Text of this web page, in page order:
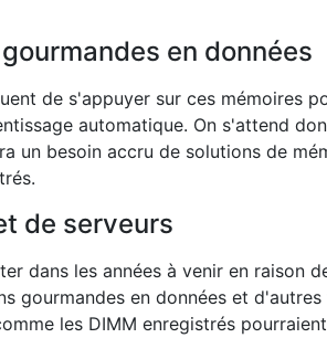
en données
de s'appuyer sur ces mémoires
automatique. On s'attend
un besoin accru de solutions de
de serveurs
dans les années à venir en raison
gourmandes en données et d'autres
les DIMM enregistrés